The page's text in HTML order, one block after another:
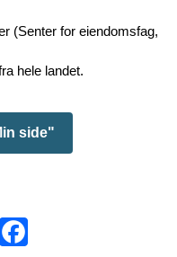
(Senter for eiendomsfag,
hele landet.
side"